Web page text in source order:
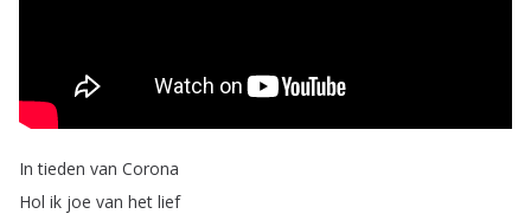
In tieden van Corona
Hol ik joe van het lief